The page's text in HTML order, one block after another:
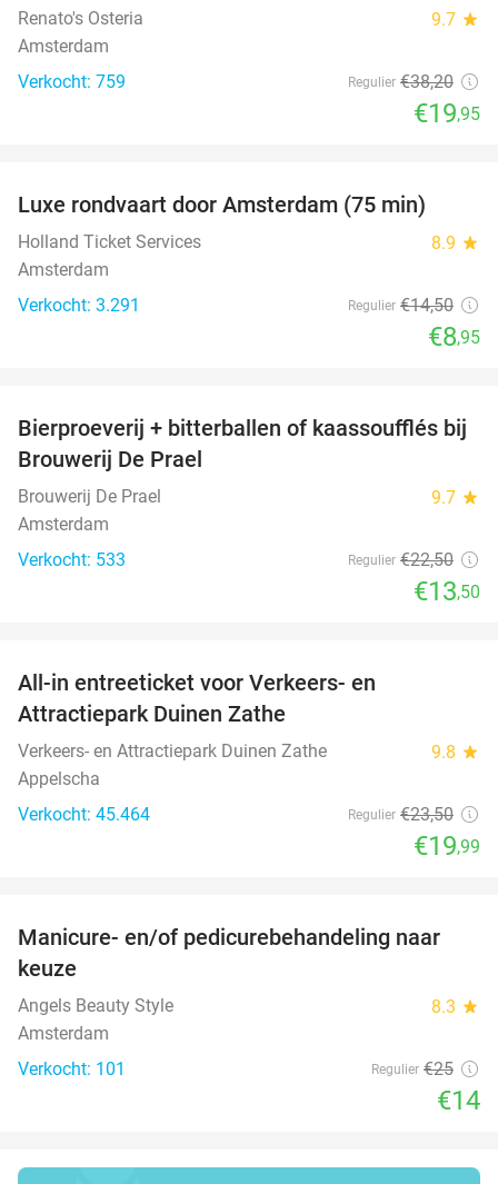
Renato's Osteria 9.7 star
Amsterdam
Verkocht: 759
Regulier €38,20
€19,95
Luxe rondvaart door Amsterdam (75 min)
Holland Ticket Services 8.9 star
Amsterdam
Verkocht: 3.291
Regulier €14,50
€8,95
40%
Bierproeverij + bitterballen of kaassoufflés bij
Brouwerij De Prael
Brouwerij De Prael 9.7 star
Amsterdam
Verkocht: 533
Regulier €22,50
€13,50
All-in entreeticket voor Verkeers- en
Attractiepark Duinen Zathe
Verkeers- en Attractiepark Duinen Zathe 9.8 star
Appelscha
Verkocht: 45.464
Regulier €23,50
€19,99
44%
Manicure- en/of pedicurebehandeling naar
keuze
Angels Beauty Style 8.3 star
Amsterdam
Verkocht: 101
Regulier €25
€14